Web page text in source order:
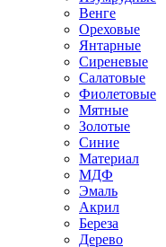
Венге
Ореховые
Янтарные
Сиреневые
Салатовые
Фиолетовые
Мятные
Золотые
Синие
Материал
МДФ
Эмаль
Акрил
Береза
Дерево